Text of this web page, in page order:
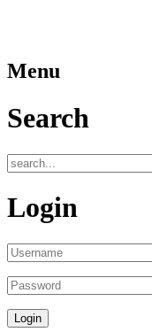
Menu
Search
Login